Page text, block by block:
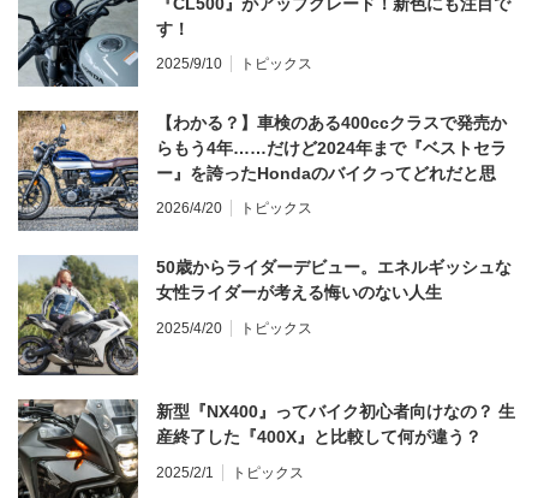
『CL500』がアップグレード！新色にも注目で
す！
2025/9/10 トピックス
【わかる？】車検のある400ccクラスで発売か
らもう4年……だけど2024年まで『ベストセラ
ー』を誇ったHondaのバイクってどれだと思
う？
2026/4/20 トピックス
50歳からライダーデビュー。エネルギッシュな
女性ライダーが考える悔いのない人生
2025/4/20 トピックス
新型『NX400』ってバイク初心者向けなの？ 生
産終了した『400X』と比較して何が違う？
2025/2/1 トピックス